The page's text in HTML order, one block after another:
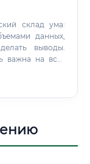
данных,
выводы.
важна на всех
критичной.